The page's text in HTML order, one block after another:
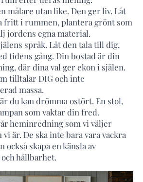
målare utan like. Den ger liv. Låt
fritt i rummen, plantera grönt som
jordens egna material.
språk. Låt den tala till dig,
tidens gång. Din bostad är din
där dina val ger ekon i själen.
tilltalar DIG och inte
massa.
du kan drömma ostört. En stol,
som vaktar din fred.
heminredning som vi väljer
är. De ska inte bara vara vackra
också skapa en känsla av
hållbarhet.